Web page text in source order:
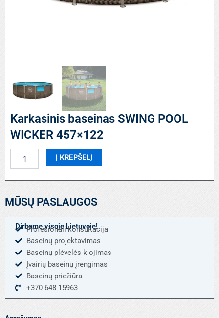
Karkasinis baseinas SWING POOL
WICKER 457×122
kiekis:
baseinas
POOL
457x122
Į KREPŠELĮ
MŪSŲ PASLAUGOS
Dirbame visoje Lietuvoje!
Profesionali konsultacija
Baseinų projektavimas
Baseinų plėvelės klojimas
Įvairių baseinų įrengimas
Baseinų priežiūra
+370 648 15963